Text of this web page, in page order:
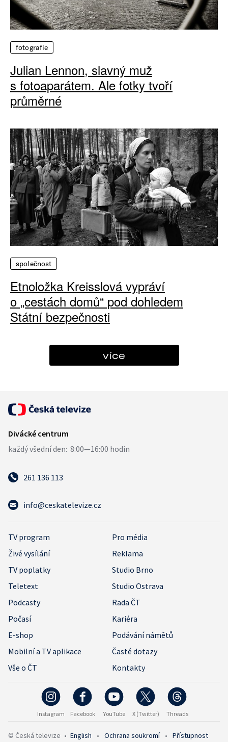
fotografie
Julian Lennon, slavný muž
s fotoaparátem. Ale fotky tvoří
průměrné
společnost
Etnoložka Kreisslová vypráví
o „cestách domů“ pod dohledem
Státní bezpečnosti
více
261 136 113
info@ceskatelevize.cz
TV program
Pro média
Živé vysílání
Reklama
TV poplatky
Studio Brno
Teletext
Studio Ostrava
Podcasty
Rada ČT
Počasí
Kariéra
E-shop
Podávání námětů
Mobilní a TV aplikace
Časté dotazy
Vše o ČT
Kontakty
Instagram Facebook YouTube X (Twitter) Threads
© Česká televize • English • Ochrana soukromí • Přístupnost